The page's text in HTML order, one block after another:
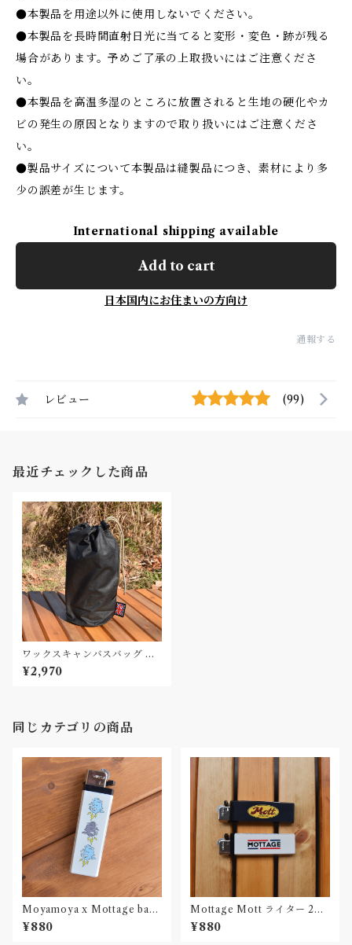
●本製品を用途以外に使用しないでください。
●本製品を長時間直射日光に当てると変形・変色・跡が残る
場合があります。予めご了承の上取扱いにはご注意くださ
い。
●本製品を高温多湿のところに放置されると生地の硬化やカ
ビの発生の原因となりますので取り扱いにはご注意くださ
い。
●製品サイズについて本製品は縫製品につき、素材により多
少の誤差が生じます。
International shipping available
Add to cart
日本国内にお住まいの方向け
通報する
レビュー (99)
最近チェックした商品
ワックスキャンバスバッグ ナ
ルゲンボトル1L用 Made in U
K Waxed Canvas bag
¥2,970
同じカテゴリの商品
Moyamoya x Mottage bad
weather ライター 2コセット
¥880
Mottage Mott ライター 2コ
セット
¥880